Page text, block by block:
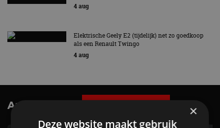
4 aug
Elektrische Geely E2 (tijdelijk) net zo goedkoop
als een Renault Twingo
4 aug
AutoRAI.nl TV ×
Deze website maakt gebruik